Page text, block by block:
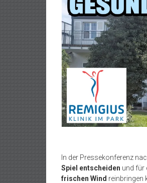
In der Pressekonferenz
Spiel entscheiden und für
frischen Wind reinbringen